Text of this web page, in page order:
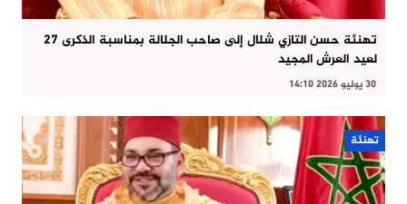
تهنئة حسن التازي شلال إلى صاحب الجلالة بمناسبة الذكرى 27
لعيد العرش المجيد
30 يوليو 2026 14:10
تهنئة